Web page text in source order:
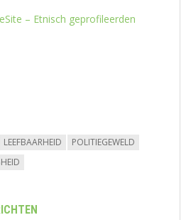
– Etnisch geprofileerden
LEEFBAARHEID
POLITIEGEWELD